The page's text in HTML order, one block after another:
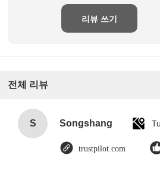
리뷰 쓰기
전체 리뷰
S Songshang
trustpilot.com